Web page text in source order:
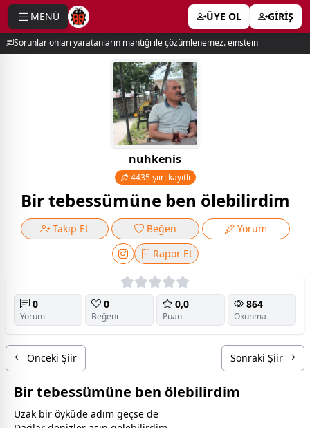
MENÜ ÜYE OL GİRİŞ
Sorunlar onları yaratanların mantığı ile çözümlenemez. einstein
nuhkenis
4435 şiiri kayıtlı
Bir tebessümüne ben ölebilirdim
Takip Et Beğen
Yorum
Rapor Et
0
Yorum
0
Beğeni
0,0
Puan
864
Okunma
Önceki Şiir Sonraki Şiir
Bir tebessümüne ben ölebilirdim
Uzak bir öyküde adım geçse de
menu